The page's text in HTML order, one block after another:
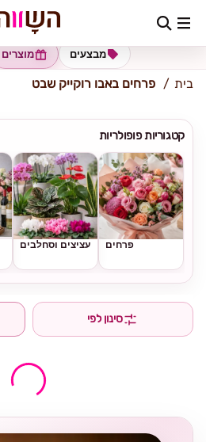
כתובת למשלוח הזינו כתובת
מוצרים מבצעים
בית פרחים באבו רוקייק שבט
קטגוריות פופולריות
פרחים עציצים וסחלבים
סינון לפי